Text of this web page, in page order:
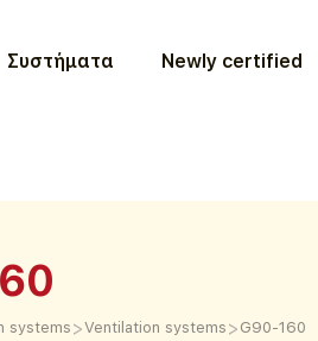
Συστήματα Newly certified
systems>Ventilation systems > G90-160